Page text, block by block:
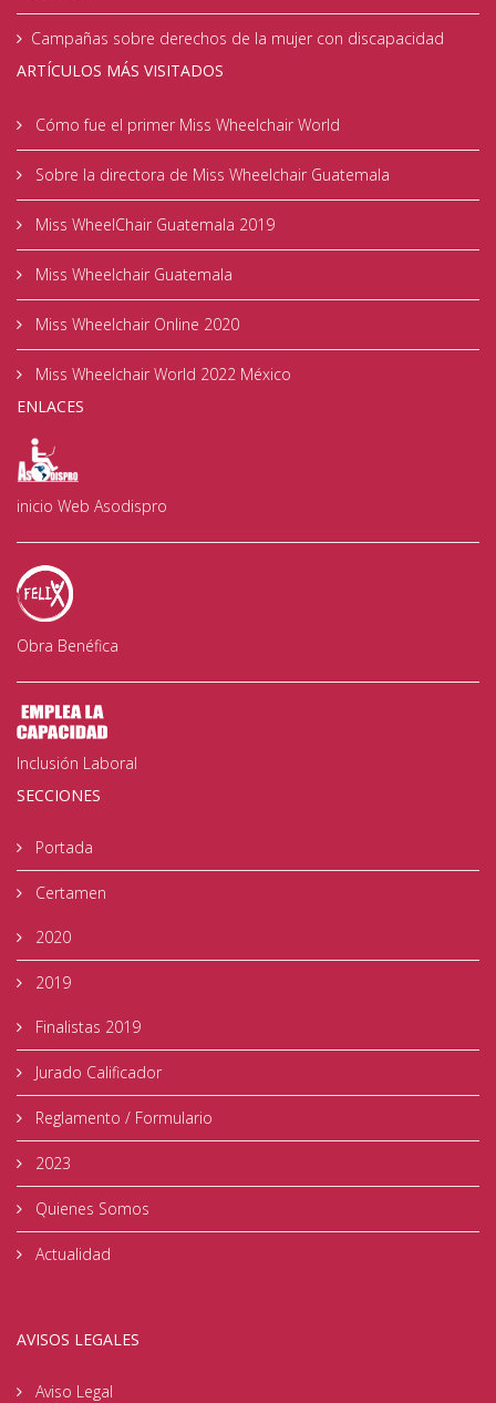
Campañas sobre derechos de la mujer con discapacidad
ARTÍCULOS MÁS VISITADOS
Cómo fue el primer Miss Wheelchair World
Sobre la directora de Miss Wheelchair Guatemala
Miss WheelChair Guatemala 2019
Miss Wheelchair Guatemala
Miss Wheelchair Online 2020
Miss Wheelchair World 2022 México
ENLACES
inicio Web Asodispro
Obra Benéfica
Inclusión Laboral
SECCIONES
Portada
Certamen
2020
2019
Finalistas 2019
Jurado Calificador
Reglamento / Formulario
2023
Quienes Somos
Actualidad
AVISOS LEGALES
Aviso Legal